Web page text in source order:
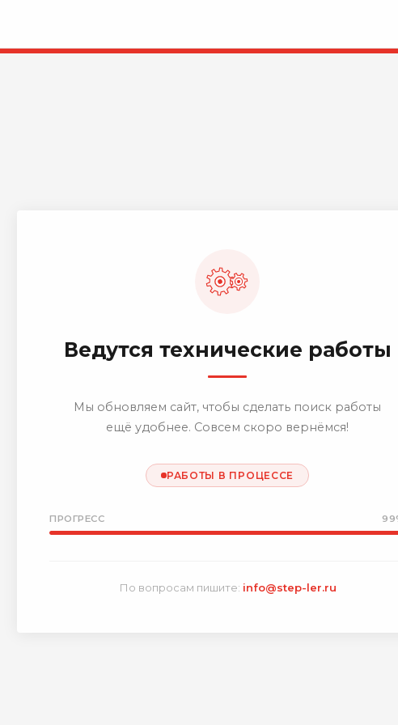
Ведутся технические работы
Мы обновляем сайт, чтобы сделать поиск работы
ещё удобнее. Совсем скоро вернёмся!
РАБОТЫ В ПРОЦЕССЕ
ПРОГРЕСС
По вопросам пишите: info@step-ler.ru